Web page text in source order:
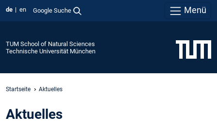
de en Google Suche Menü
TUM School of Natural Sciences
Technische Universität München
Startseite Aktuelles
Aktuelles